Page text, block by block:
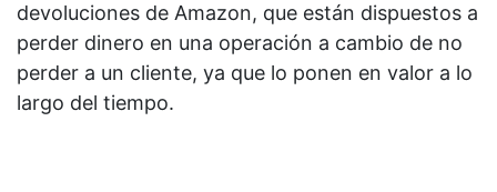
devoluciones de Amazon, que están dispuestos a
perder dinero en una operación a cambio de no
perder a un cliente, ya que lo ponen en valor a lo
largo del tiempo.